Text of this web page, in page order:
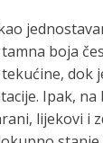
boja
dok
Ipak, na
lijekovi i